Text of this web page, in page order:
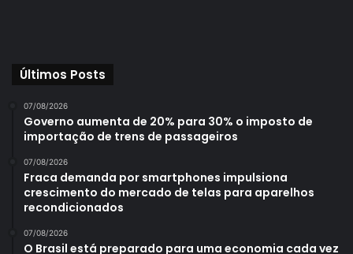
Últimos Posts
07/08/2026
Governo aumenta de 20% para 30% o imposto de
importação de trens de passageiros
07/08/2026
Fraca demanda por smartphones impulsiona
crescimento do mercado de telas para aparelhos
recondicionados
07/08/2026
O Brasil está preparado para uma economia cada vez